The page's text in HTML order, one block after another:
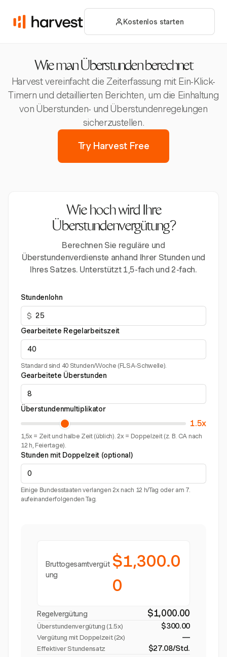
Kostenlos starten
Wie man Überstunden berechnet
Harvest vereinfacht die Zeiterfassung mit Ein-Klick-
Timern und detaillierten Berichten, um die Einhaltung
von Überstunden- und Überstundenregelungen
sicherzustellen.
Try Harvest Free
Wie hoch wird Ihre
Überstundenvergütung?
Berechnen Sie reguläre und
Überstundenverdienste anhand Ihrer Stunden und
Ihres Satzes. Unterstützt 1,5-fach und 2-fach.
Stundenlohn
$
Gearbeitete Regelarbeitszeit
Standard sind 40 Stunden/Woche (FLSA-Schwelle).
Gearbeitete Überstunden
Überstundenmultiplikator
1.5x
1,5x = Zeit und halbe Zeit (üblich). 2x = Doppelzeit (z. B. CA nach
12 h, Feiertage).
Stunden mit Doppelzeit (optional)
Einige Bundesstaaten verlangen 2x nach 12 h/Tag oder am 7.
aufeinanderfolgenden Tag.
Bruttogesamtvergüt
ung
$1,300.0
0
Regelvergütung $1,000.00
Überstundenvergütung (1.5x) $300.00
Vergütung mit Doppelzeit (2x) —
Effektiver Stundensatz $27.08/Std.